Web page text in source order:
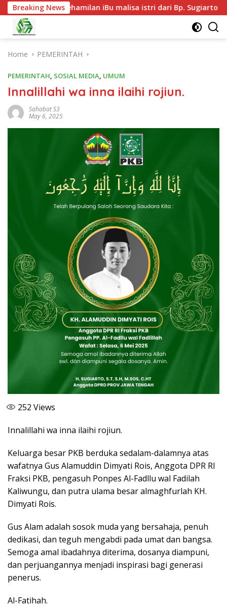
Breaking News
kehamilan iBu malisa istri dari Bp. Sugiarto
Home PEMERINTAH
PEMERINTAH, SOSIAL MEDIA, UMUM
Innalillahi wa inna ilaihi rojiun.
Sahabat S3
May 6, 2025
252 Views
Innalillahi wa inna ilaihi rojiun.
Keluarga besar PKB berduka sedalam-dalamnya atas
wafatnya Gus Alamuddin Dimyati Rois, Anggota DPR RI
Fraksi PKB, pengasuh Ponpes Al-Fadllu wal Fadilah
Kaliwungu, dan putra ulama besar almaghfurlah KH.
Dimyati Rois.
Gus Alam adalah sosok muda yang bersahaja, penuh
dedikasi, dan teguh mengabdi pada umat dan bangsa.
Semoga amal ibadahnya diterima, dosanya diampuni,
dan perjuangannya menjadi inspirasi bagi generasi
penerus.
Al-Fatihah.